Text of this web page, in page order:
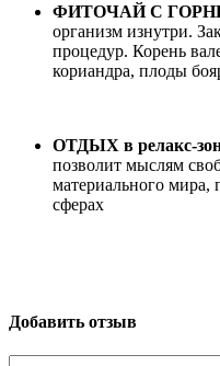
ФИТОЧАЙ С
организм изнутри.
процедур. Корень
кориандра, плоды
ОТДЫХ в релакс-
позволит мыслям
материального мира,
сферах
Добавить отзыв